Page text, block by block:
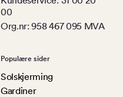
00
Org.nr: 958 467 095 MVA
Populære sider
Solskjerming
Gardiner